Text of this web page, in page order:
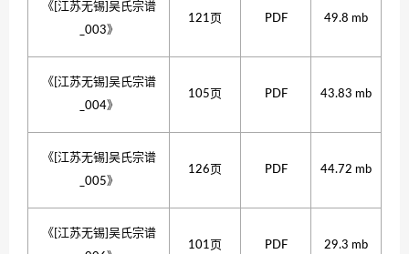
《[江苏无锡]吴氏宗谱
_003》
121页 PDF 49.8 mb
《[江苏无锡]吴氏宗谱
_004》
105页 PDF 43.83 mb
《[江苏无锡]吴氏宗谱
_005》
126页 PDF 44.72 mb
《[江苏无锡]吴氏宗谱
101页 PDF 29.3 mb